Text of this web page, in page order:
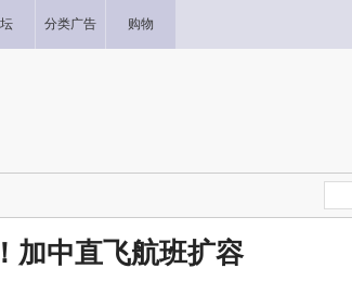
分类广告 购物
加中直飞航班扩容